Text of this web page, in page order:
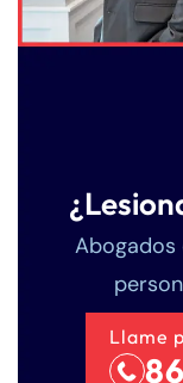
Abogados
Llame